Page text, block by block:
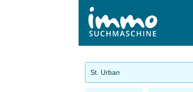
St. Urban